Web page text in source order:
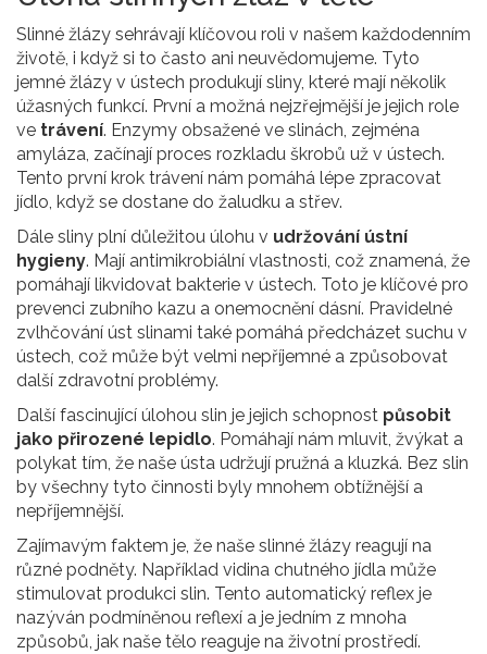
Slinné žlázy sehrávají klíčovou roli v našem každodenním
životě, i když si to často ani neuvědomujeme. Tyto
jemné žlázy v ústech produkují sliny, které mají několik
úžasných funkcí. První a možná nejzřejmější je jejich role
ve trávení. Enzymy obsažené ve slinách, zejména
amyláza, začínají proces rozkladu škrobů už v ústech.
Tento první krok trávení nám pomáhá lépe zpracovat
jídlo, když se dostane do žaludku a střev.
Dále sliny plní důležitou úlohu v udržování ústní
hygieny. Mají antimikrobiální vlastnosti, což znamená, že
pomáhají likvidovat bakterie v ústech. Toto je klíčové pro
prevenci zubního kazu a onemocnění dásní. Pravidelné
zvlhčování úst slinami také pomáhá předcházet suchu v
ústech, což může být velmi nepříjemné a způsobovat
další zdravotní problémy.
Další fascinující úlohou slin je jejich schopnost působit
jako přirozené lepidlo. Pomáhají nám mluvit, žvýkat a
polykat tím, že naše ústa udržují pružná a kluzká. Bez slin
by všechny tyto činnosti byly mnohem obtížnější a
nepříjemnější.
Zajímavým faktem je, že naše slinné žlázy reagují na
různé podněty. Například vidina chutného jídla může
stimulovat produkci slin. Tento automatický reflex je
nazýván podmíněnou reflexí a je jedním z mnoha
způsobů, jak naše tělo reaguje na životní prostředí.